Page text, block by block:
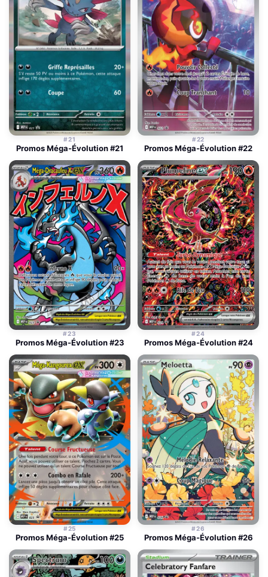
#21
Promos Méga-Évolution #21
#22
Promos Méga-Évolution #22
#23
Promos Méga-Évolution #23
#24
Promos Méga-Évolution #24
#25
Promos Méga-Évolution #25
#26
Promos Méga-Évolution #26